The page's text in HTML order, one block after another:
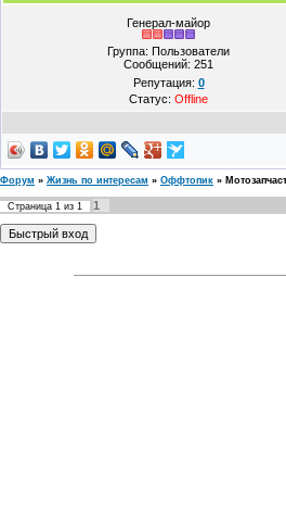
Генерал-майор
Группа: Пользователи
Сообщений: 251
Репутация: 0
Статус: Offline
Форум » Жизнь по интересам » Оффтопик »
Страница 1 из 1
1